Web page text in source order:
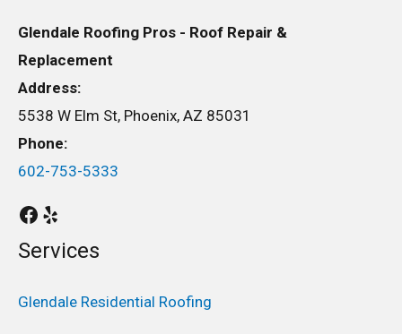
Glendale Roofing Pros - Roof Repair &
Replacement
Address:
5538 W Elm St, Phoenix, AZ 85031
Phone:
602-753-5333
Services
Glendale Residential Roofing